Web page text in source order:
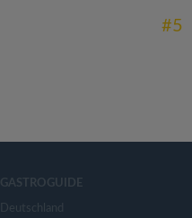
#5
GASTROGUIDE
Deutschland